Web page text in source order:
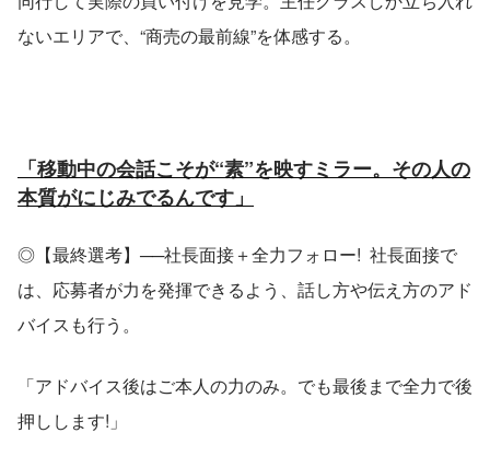
ないエリアで、“商売の最前線”を体感する。
「移動中の会話こそが“素”を映すミラー。その人の
本質がにじみでるんです」
◎【最終選考】──社長面接＋全力フォロー!  社長面接で
は、応募者が力を発揮できるよう、話し方や伝え方のアド
バイスも行う。
「アドバイス後はご本人の力のみ。でも最後まで全力で後
押しします!」